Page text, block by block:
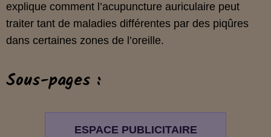
explique comment l’acupuncture auriculaire peut
traiter tant de maladies différentes par des piqûres
dans certaines zones de l’oreille.
Sous-pages :
ESPACE PUBLICITAIRE